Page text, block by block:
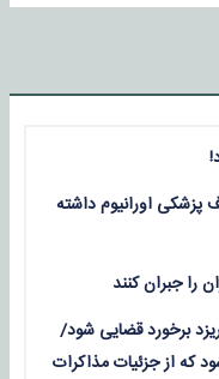
پزشکی اورانیوم داشته
برخورد قضایی شود/
از جزئیات مذاکرات